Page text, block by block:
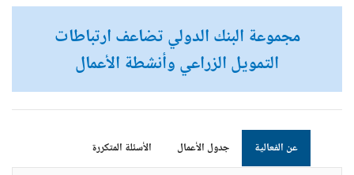
مجموعة البنك الدولي تضاعف ارتباطات
التمويل الزراعي وأنشطة الأعمال
عن الفعالية جدول الأعمال الأسئلة المتكررة